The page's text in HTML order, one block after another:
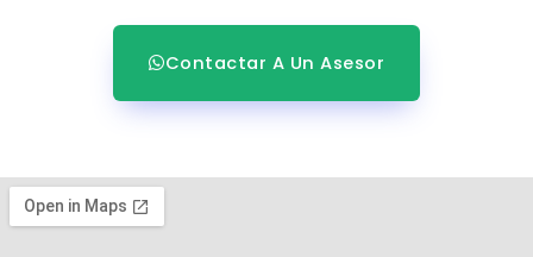
Contactar A Un Asesor